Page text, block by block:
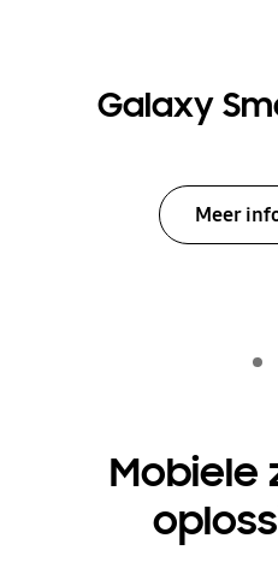
Galaxy
Meer
Mobiele